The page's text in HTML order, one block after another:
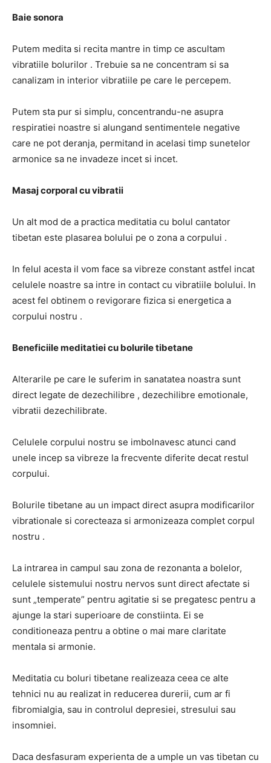
Baie sonora
Putem medita si recita mantre in timp ce ascultam
vibratiile bolurilor . Trebuie sa ne concentram si sa
canalizam in interior vibratiile pe care le percepem.
Putem sta pur si simplu, concentrandu-ne asupra
respiratiei noastre si alungand sentimentele negative
care ne pot deranja, permitand in acelasi timp sunetelor
armonice sa ne invadeze incet si incet.
Masaj corporal cu vibratii
Un alt mod de a practica meditatia cu bolul cantator
tibetan este plasarea bolului pe o zona a corpului .
In felul acesta il vom face sa vibreze constant astfel incat
celulele noastre sa intre in contact cu vibratiile bolului. In
acest fel obtinem o revigorare fizica si energetica a
corpului nostru .
Beneficiile meditatiei cu bolurile tibetane
Alterarile pe care le suferim in sanatatea noastra sunt
direct legate de dezechilibre , dezechilibre emotionale,
vibratii dezechilibrate.
Celulele corpului nostru se imbolnavesc atunci cand
unele incep sa vibreze la frecvente diferite decat restul
corpului.
Bolurile tibetane au un impact direct asupra modificarilor
vibrationale si corecteaza si armonizeaza complet corpul
nostru .
La intrarea in campul sau zona de rezonanta a bolelor,
celulele sistemului nostru nervos sunt direct afectate si
sunt „temperate” pentru agitatie si se pregatesc pentru a
ajunge la stari superioare de constiinta. Ei se
conditioneaza pentru a obtine o mai mare claritate
mentala si armonie.
Meditatia cu boluri tibetane realizeaza ceea ce alte
tehnici nu au realizat in reducerea durerii, cum ar fi
fibromialgia, sau in controlul depresiei, stresului sau
insomniei.
Daca desfasuram experienta de a umple un vas tibetan cu